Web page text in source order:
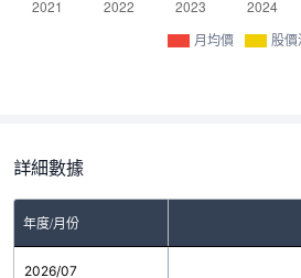
月均價 股
詳細數據
年度/月份
2026/07